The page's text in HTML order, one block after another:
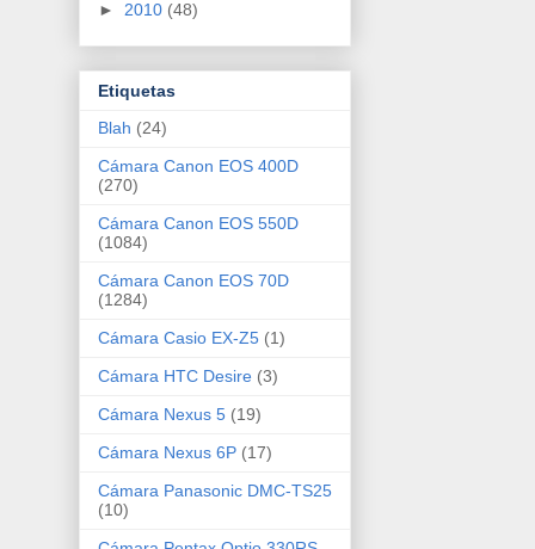
► 2010 (48)
Etiquetas
Blah (24)
Cámara Canon EOS 400D
(270)
Cámara Canon EOS 550D
(1084)
Cámara Canon EOS 70D
(1284)
Cámara Casio EX-Z5 (1)
Cámara HTC Desire (3)
Cámara Nexus 5 (19)
Cámara Nexus 6P (17)
Cámara Panasonic DMC-TS25
(10)